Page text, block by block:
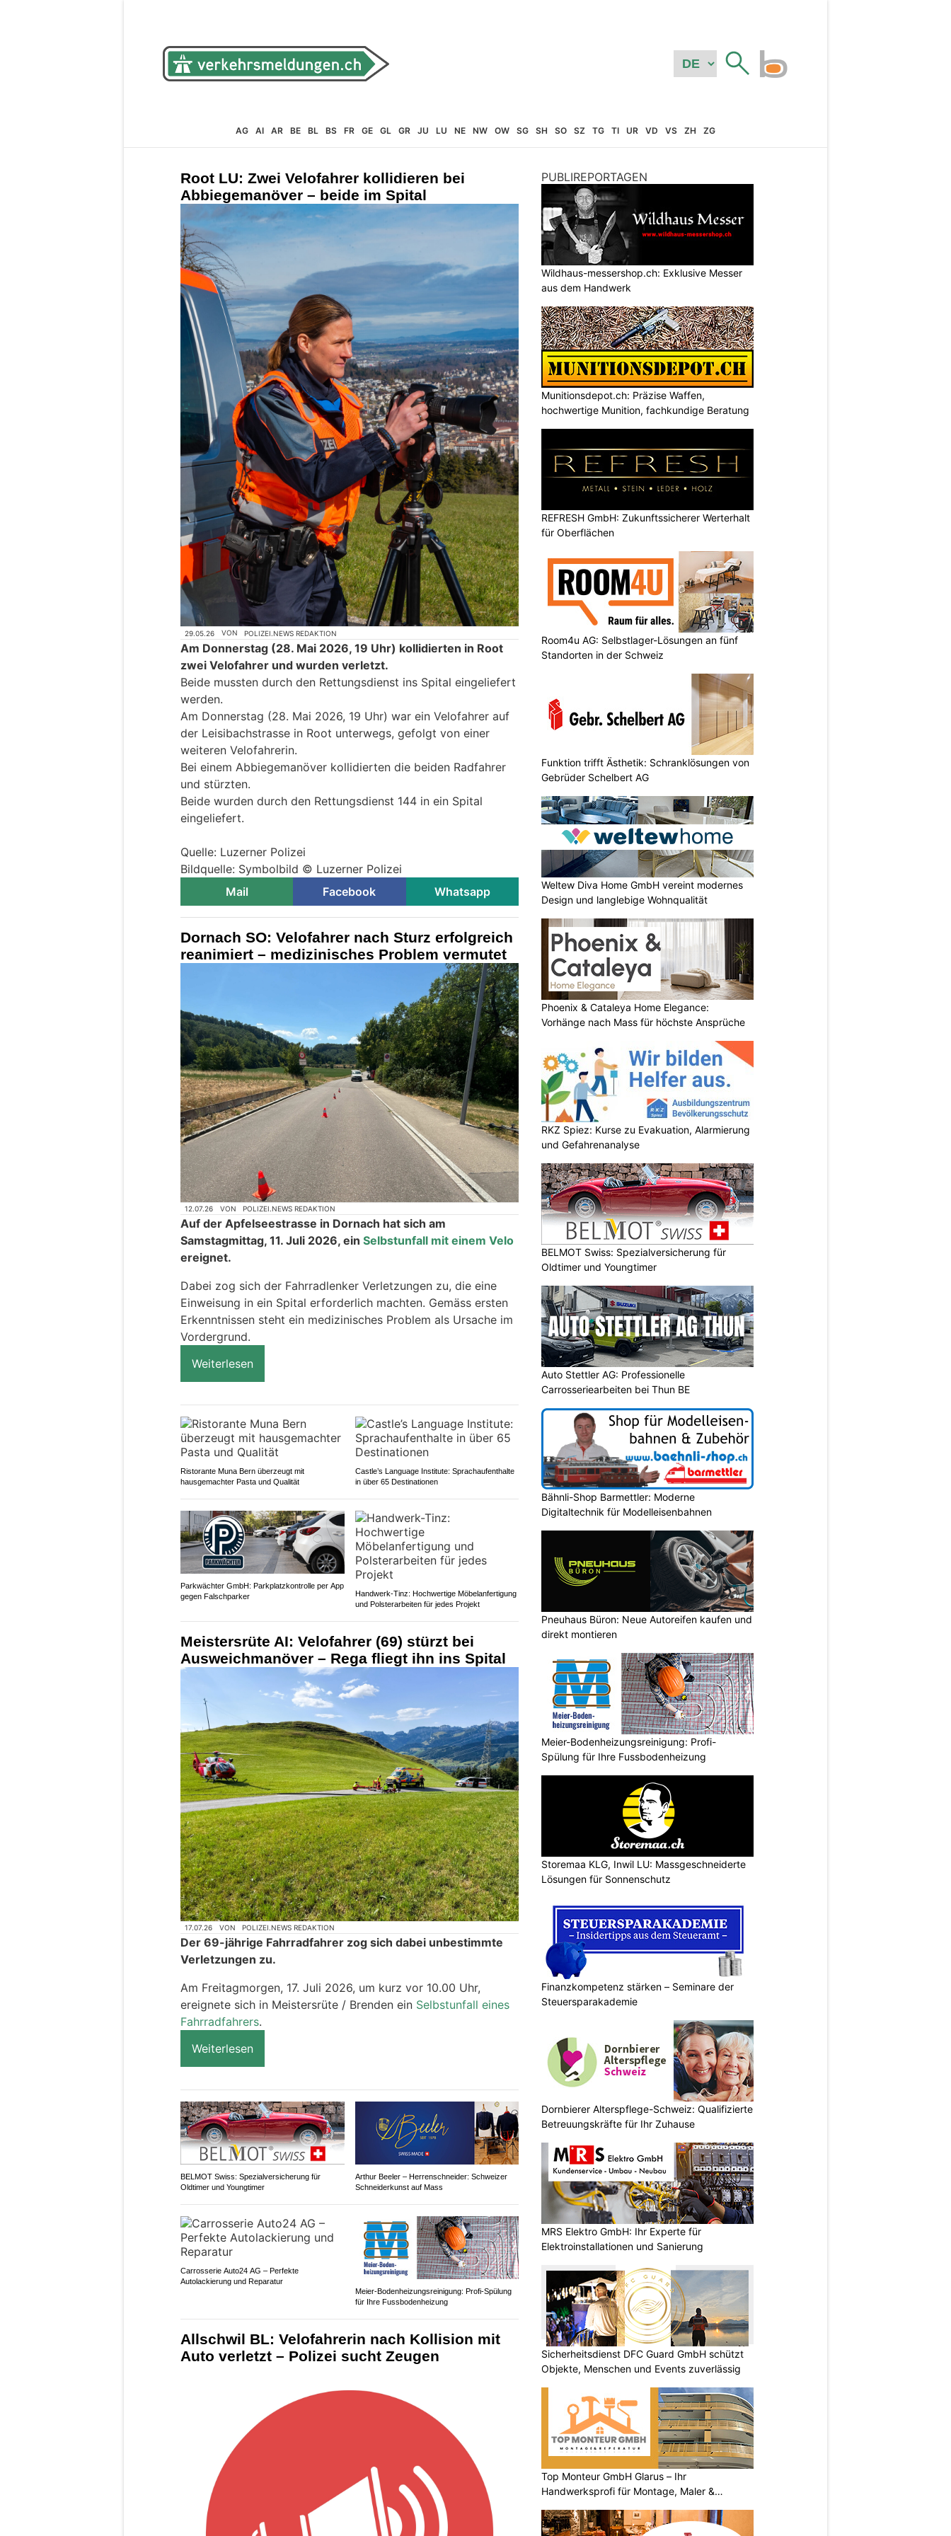
AG AI AR BE BL BS FR GE GL GR JU LU NE NW OW SG SH SO SZ TG TI UR VD VS ZH ZG
Root LU: Zwei Velofahrer kollidieren bei
Abbiegemanöver – beide im Spital
29.05.26 VON POLIZEI.NEWS REDAKTION
Am Donnerstag (28. Mai 2026, 19 Uhr) kollidierten in Root
zwei Velofahrer und wurden verletzt.
Beide mussten durch den Rettungsdienst ins Spital eingeliefert
werden.
Am Donnerstag (28. Mai 2026, 19 Uhr) war ein Velofahrer auf
der Leisibachstrasse in Root unterwegs, gefolgt von einer
weiteren Velofahrerin.
Bei einem Abbiegemanöver kollidierten die beiden Radfahrer
und stürzten.
Beide wurden durch den Rettungsdienst 144 in ein Spital
eingeliefert.
Quelle: Luzerner Polizei
Bildquelle: Symbolbild © Luzerner Polizei
Mail
Facebook Whatsapp
Dornach SO: Velofahrer nach Sturz erfolgreich
reanimiert – medizinisches Problem vermutet
12.07.26 VON POLIZEI.NEWS REDAKTION
Auf der Apfelseestrasse in Dornach hat sich am
Samstagmittag, 11. Juli 2026, ein Selbstunfall mit einem Velo
ereignet.
Dabei zog sich der Fahrradlenker Verletzungen zu, die eine
Einweisung in ein Spital erforderlich machten. Gemäss ersten
Erkenntnissen steht ein medizinisches Problem als Ursache im
Vordergrund.
Weiterlesen
Ristorante Muna Bern überzeugt mit
hausgemachter Pasta und Qualität
Castle’s Language Institute: Sprachaufenthalte
in über 65 Destinationen
Parkwächter GmbH: Parkplatzkontrolle per App
gegen Falschparker
Handwerk-Tinz: Hochwertige Möbelanfertigung
und Polsterarbeiten für jedes Projekt
Meistersrüte AI: Velofahrer (69) stürzt bei
Ausweichmanöver – Rega fliegt ihn ins Spital
17.07.26 VON POLIZEI.NEWS REDAKTION
Der 69-jährige Fahrradfahrer zog sich dabei unbestimmte
Verletzungen zu.
Am Freitagmorgen, 17. Juli 2026, um kurz vor 10.00 Uhr,
ereignete sich in Meistersrüte / Brenden ein Selbstunfall eines
Fahrradfahrers.
Weiterlesen
BELMOT Swiss: Spezialversicherung für
Oldtimer und Youngtimer
Arthur Beeler – Herrenschneider: Schweizer
Schneiderkunst auf Mass
Carrosserie Auto24 AG – Perfekte
Autolackierung und Reparatur
Meier-Bodenheizungsreinigung: Profi-Spülung
für Ihre Fussbodenheizung
Allschwil BL: Velofahrerin nach Kollision mit
Auto verletzt – Polizei sucht Zeugen
PUBLIREPORTAGEN
Wildhaus-messershop.ch: Exklusive Messer
aus dem Handwerk
Munitionsdepot.ch: Präzise Waffen,
hochwertige Munition, fachkundige Beratung
REFRESH GmbH: Zukunftssicherer Werterhalt
für Oberflächen
Room4u AG: Selbstlager-Lösungen an fünf
Standorten in der Schweiz
Funktion trifft Ästhetik: Schranklösungen von
Gebrüder Schelbert AG
Weltew Diva Home GmbH vereint modernes
Design und langlebige Wohnqualität
Phoenix & Cataleya Home Elegance:
Vorhänge nach Mass für höchste Ansprüche
RKZ Spiez: Kurse zu Evakuation, Alarmierung
und Gefahrenanalyse
BELMOT Swiss: Spezialversicherung für
Oldtimer und Youngtimer
Auto Stettler AG: Professionelle
Carrosseriearbeiten bei Thun BE
Bähnli-Shop Barmettler: Moderne
Digitaltechnik für Modelleisenbahnen
Pneuhaus Büron: Neue Autoreifen kaufen und
direkt montieren
Meier-Bodenheizungsreinigung: Profi-
Spülung für Ihre Fussbodenheizung
Storemaa KLG, Inwil LU: Massgeschneiderte
Lösungen für Sonnenschutz
Finanzkompetenz stärken – Seminare der
Steuersparakademie
Dornbierer Alterspflege-Schweiz: Qualifizierte
Betreuungskräfte für Ihr Zuhause
MRS Elektro GmbH: Ihr Experte für
Elektroinstallationen und Sanierung
Sicherheitsdienst DFC Guard GmbH schützt
Objekte, Menschen und Events zuverlässig
Top Monteur GmbH Glarus – Ihr
Handwerksprofi für Montage, Maler &